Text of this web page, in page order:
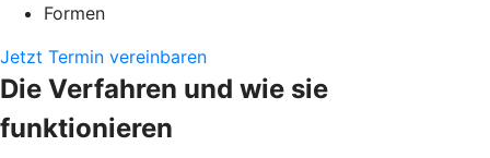
Formen
Jetzt Termin vereinbaren
Die Verfahren und wie sie
funktionieren